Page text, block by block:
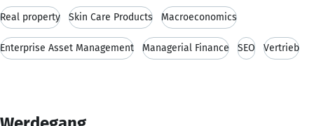
Real property Skin Care Products Macroeconomics
Enterprise Asset Management Managerial Finance SEO Vertrieb